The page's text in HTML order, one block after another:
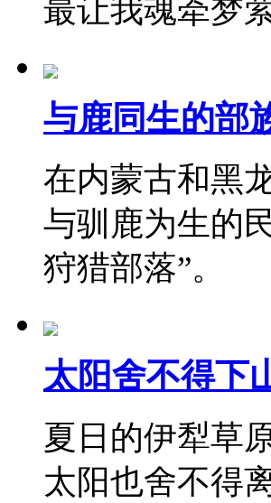
最让我魂牵梦
与鹿同生的部
在内蒙古和黑
与驯鹿为生的
狩猎部落”。
太阳舍不得下
夏日的伊犁草
太阳也舍不得